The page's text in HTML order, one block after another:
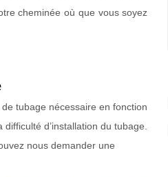
cheminée où que vous soyez
tubage nécessaire en fonction
d’installation du tubage.
nous demander une